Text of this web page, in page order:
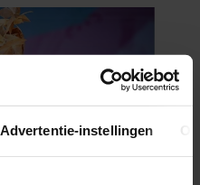
Advertentie-instellingen